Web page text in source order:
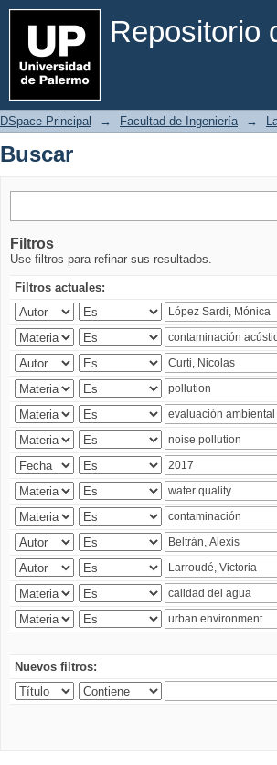
Repositorio
Buscar
DSpace Principal → Facultad de Ingeniería →
Buscar
Filtros
Use filtros para refinar sus resultados.
Filtros actuales:
Nuevos filtros: